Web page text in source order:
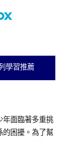
學習推薦
年面臨著多重挑
的困擾。為了幫